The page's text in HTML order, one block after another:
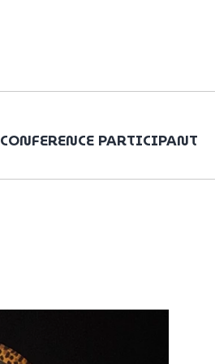
CONFERENCE PARTICIPANT